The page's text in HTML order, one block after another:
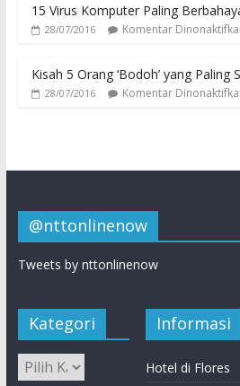
15 Virus Komputer Paling
28/07/2016 Komentar
Kisah 5 Orang ‘Bodoh’ yang Paling
28/07/2016 Komentar
@nttonlinenow
Tweets by nttonlinenow
Kategori Informasi
Hotel di Flores